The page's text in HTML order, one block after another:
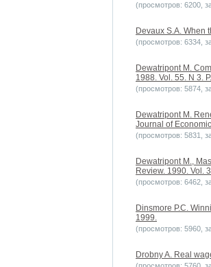
(просмотров: 6200,
Devaux S.A. When
(просмотров: 6334,
Dewatripont M.
1988. Vol. 55. N 3.
(просмотров: 5874,
Dewatripont M.
Journal of
(просмотров: 5831,
Dewatripont M.,
Review. 1990. Vol.
(просмотров: 6462,
Dinsmore P.C.
1999.
(просмотров: 5960,
Drobny A. Real